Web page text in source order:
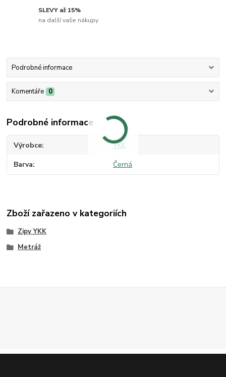
SLEVY až 15%
na další vaše nákupy
Podrobné informace
Komentáře 0
Podrobné informace
Výrobce YKK
Barva Černá
Zboží zařazeno v kategoriích
Zipy YKK
Metráž